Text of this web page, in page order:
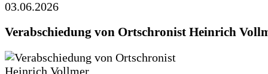
03.06.2026
Verabschiedung von Ortschronist Heinrich